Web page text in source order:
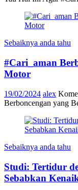
Sebaiknya anda tahu
#Cari_aman
Motor
19/02/2024 alex
Berboncengan yang
Sebaiknya anda tahu
Studi: Tertidur
Sebabkan